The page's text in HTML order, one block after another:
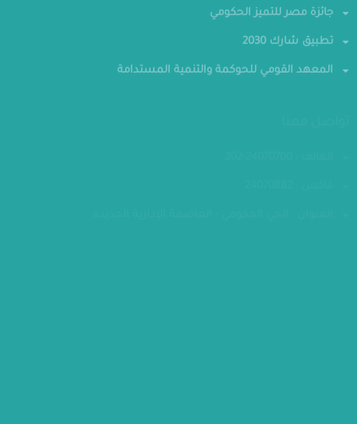
جائزة مصر للتميز الحكومي
المعهد القومي للحوكمة والتنمية المستدامة